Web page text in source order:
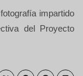
impartido
del Proyecto